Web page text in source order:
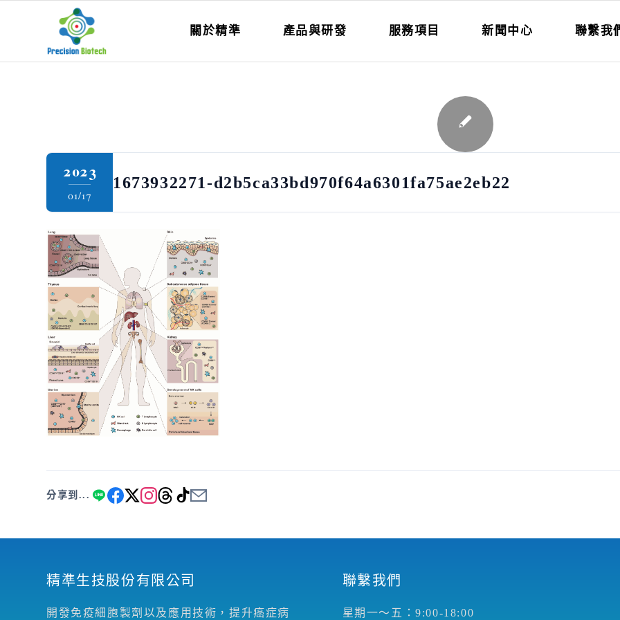
關於精準 產品與研發 服務項目 新聞中心 聯繫我
2023
01/17
1673932271-d2b5ca33bd970f64a6301fa75ae2eb22
分享到...
精準生技股份有限公司
開發免疫細胞製劑以及應用技術，提升癌症病
聯繫我們
星期一～五：9:00-18:00